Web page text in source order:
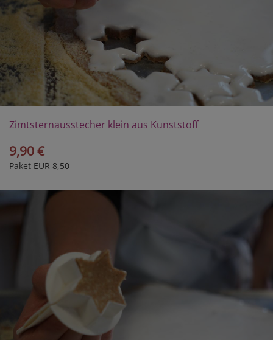
Zimtsternausstecher klein aus Kunststoff
9,90 €
Paket EUR 8,50